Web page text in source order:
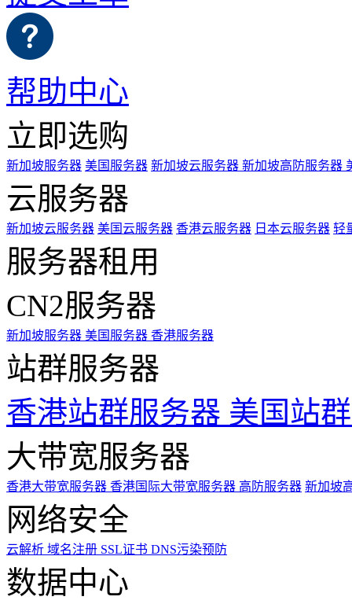
帮助中心
立即选购
新加坡服务器 美国服务器 新加坡云服务器 新加坡高防服务器
云服务器
新加坡云服务器 美国云服务器 香港云服务器 日本云服务器 轻
服务器租用
CN2服务器
新加坡服务器 美国服务器 香港服务器
站群服务器
香港站群服务器 美国站
大带宽服务器
香港大带宽服务器 香港国际大带宽服务器 高防服务器 新加坡
网络安全
云解析 域名注册 SSL证书 DNS污染预防
数据中心